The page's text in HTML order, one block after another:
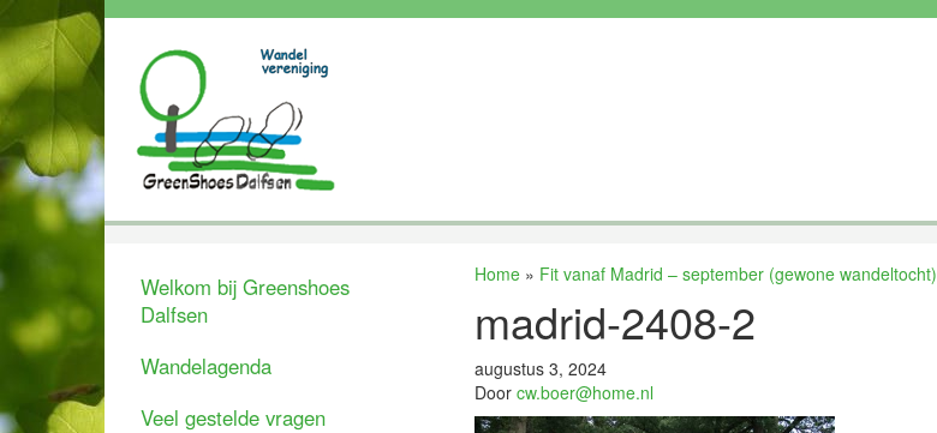
Welkom bij Greenshoes
Dalfsen
Wandelagenda
Veel gestelde vragen
Home» Fit vanaf Madrid – september (gewone wandeltocht)
madrid-2408-2
augustus 3, 2024
Door cw.boer@home.nl